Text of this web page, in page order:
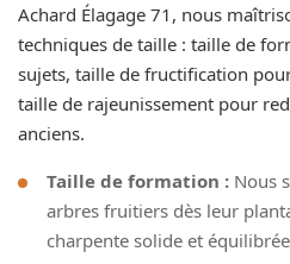
Achard Élagage 71, nous
techniques de taille : taille de
sujets, taille de fructification
taille de rajeunissement pour
anciens.
Taille de formation : Nous
arbres fruitiers dès leur
charpente solide et